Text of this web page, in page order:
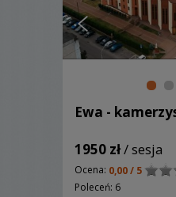
Ewa -
1950 zł/ sesja
Ocena: 0,00 / 5
Poleceń: 6